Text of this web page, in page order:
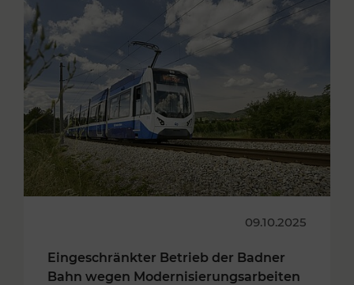
09.10.2025
Eingeschränkter Betrieb der Badner
Bahn wegen Modernisierungsarbeiten